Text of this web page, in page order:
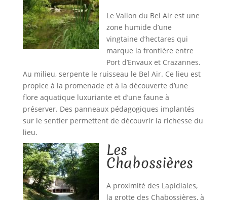
Le Vallon du Bel Air est une
zone humide d’une
vingtaine d’hectares qui
marque la frontière entre
Port d’Envaux et Crazannes.
Au milieu, serpente le ruisseau le Bel Air. Ce lieu est
propice à la promenade et à la découverte d’une
flore aquatique luxuriante et d’une faune à
préserver. Des panneaux pédagogiques implantés
sur le sentier permettent de découvrir la richesse du
lieu.
Les
Chabossières
A proximité des Lapidiales,
la grotte des Chabossières, à